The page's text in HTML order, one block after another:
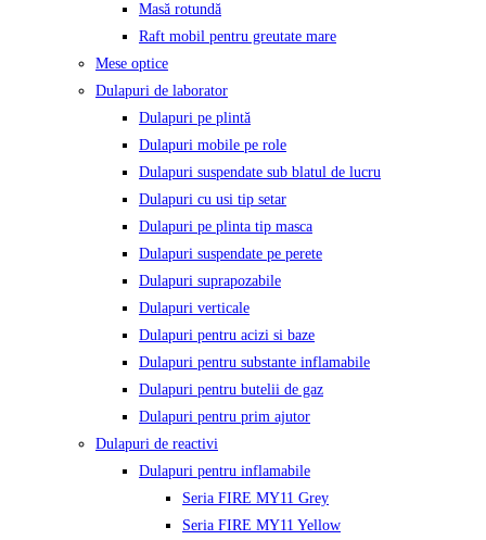
Masă rotundă
Raft mobil pentru greutate mare
Mese optice
Dulapuri de laborator
Dulapuri pe plintă
Dulapuri mobile pe role
Dulapuri suspendate sub blatul de lucru
Dulapuri cu usi tip setar
Dulapuri pe plinta tip masca
Dulapuri suspendate pe perete
Dulapuri suprapozabile
Dulapuri verticale
Dulapuri pentru acizi si baze
Dulapuri pentru substante inflamabile
Dulapuri pentru butelii de gaz
Dulapuri pentru prim ajutor
Dulapuri de reactivi
Dulapuri pentru inflamabile
Seria FIRE MY11 Grey
Seria FIRE MY11 Yellow